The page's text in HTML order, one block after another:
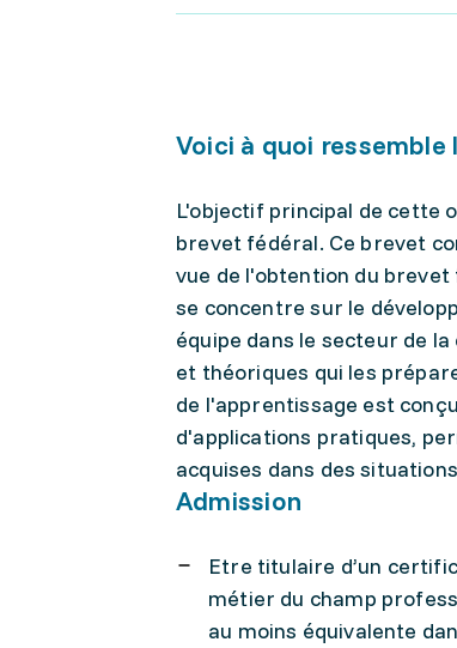
Voici à quoi
L'objectif principal de cette
brevet fédéral. Ce brevet
vue de l'obtention du
se concentre sur le
équipe dans le secteur de
et théoriques qui les
de l'apprentissage est
d'applications pratiques,
acquises dans des
Admission
Etre titulaire d’un
métier du champ
au moins équivalente